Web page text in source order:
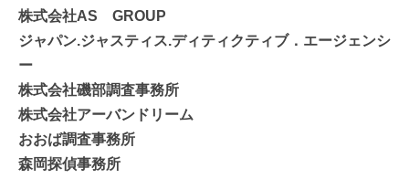
株式会社AS GROUP
ジャパン.ジャスティス.ディティクティブ．エージェンシ
ー
株式会社磯部調査事務所
株式会社アーバンドリーム
おおば調査事務所
森岡探偵事務所